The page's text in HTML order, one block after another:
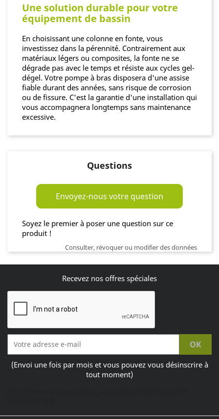
Une solution durable pour votre
équipement de bassin
En choisissant une colonne en fonte, vous
investissez dans la pérennité. Contrairement aux
matériaux légers ou composites, la fonte ne se
dégrade pas avec le temps et résiste aux cycles gel-
dégel. Votre pompe à bras disposera d'une assise
fiable durant des années, sans risque de corrosion
ou de fissure. C'est la garantie d'une installation qui
vous accompagnera longtemps sans maintenance
excessive.
Questions
Envoyez-nous votre question
Soyez le premier à poser une question sur ce
produit !
Consulter, révoquer ou modifier des données
Recevez nos offres spéciales
(Envoi une fois par mois et vous pouvez vous désinscrire à
tout moment)